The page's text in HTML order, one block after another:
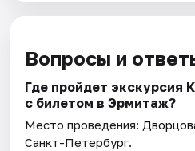
Вопросы и
Где пройдет экскурсия
с билетом в Эрмитаж?
Место проведения:
Санкт-Петербург.